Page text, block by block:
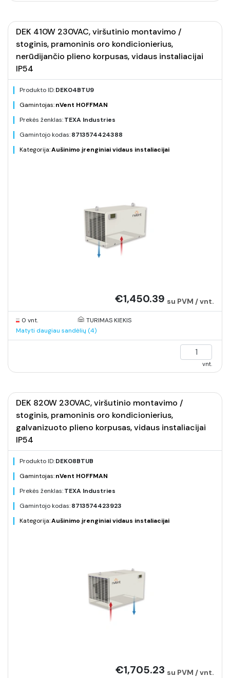
DEK 410W 230VAC, viršutinio montavimo /
stoginis, pramoninis oro kondicionierius,
nerūdijančio plieno korpusas, vidaus instaliacijai
IP54
Produkto ID:DEK04BTU9
Gamintojas:nVent HOFFMAN
Prekės ženklas:TEXA Industries
Gamintojo kodas:8713574424388
Kategorija:Aušinimo įrenginiai vidaus instaliacijai
€1,450.39 su PVM / vnt.
0 vnt.
TURIMAS KIEKIS
Matyti daugiau sandėlių (4)
vnt.
DEK 820W 230VAC, viršutinio montavimo /
stoginis, pramoninis oro kondicionierius,
galvanizuoto plieno korpusas, vidaus instaliacijai
IP54
Produkto ID:DEK08BTUB
Gamintojas:nVent HOFFMAN
Prekės ženklas:TEXA Industries
Gamintojo kodas:8713574423923
Kategorija:Aušinimo įrenginiai vidaus instaliacijai
€1,705.23 su PVM / vnt.